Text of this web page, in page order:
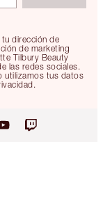
dirección de
de marketing
Tilbury Beauty
las redes sociales.
utilizamos tus datos